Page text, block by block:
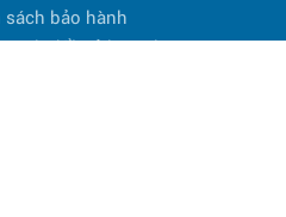
sách bảo hành
sách đổi trả hàng hóa